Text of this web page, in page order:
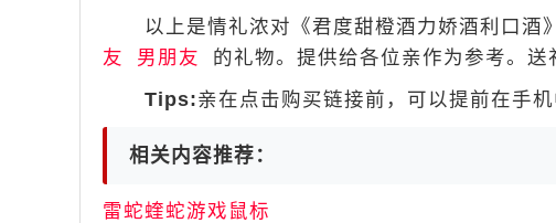
以上是情礼浓对《君度甜橙酒力娇酒利口酒
友
男朋友 的礼物。提供给各位亲作为参考。
Tips:亲在点击购买链接前，可以提前在手
相关内容推荐：
雷蛇蝰蛇游戏鼠标